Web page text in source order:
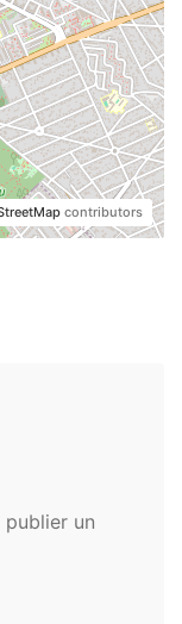
contributors
publier un